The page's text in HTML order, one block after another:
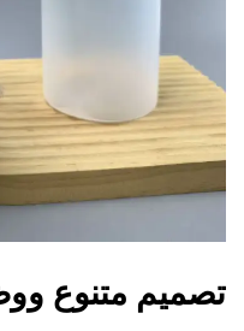
تصميم متنوع